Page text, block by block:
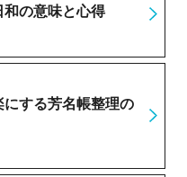
の意味と心得
する芳名帳整理の